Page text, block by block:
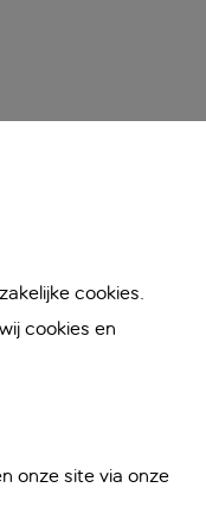
cookies.
cookies en
onze site via onze